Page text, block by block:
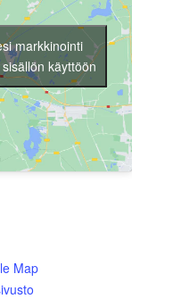
Map
markkinointi
käyttöön